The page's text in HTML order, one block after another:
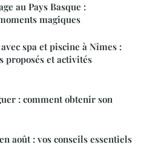
au Pays Basque :
magiques
spa et piscine à Nîmes :
proposés et activités
: comment obtenir son
août : vos conseils essentiels